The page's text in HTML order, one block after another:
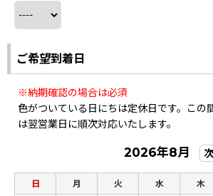
ご希望到着日
※納期確認の場合は必須
色がついている日にちは定休日です。この
は翌営業日に順次対応いたします。
2026年8月
日 月 火 水 木